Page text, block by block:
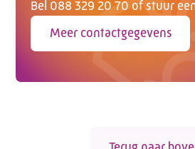
Bel 088 329 20 70 of stuur
Meer contactgegevens